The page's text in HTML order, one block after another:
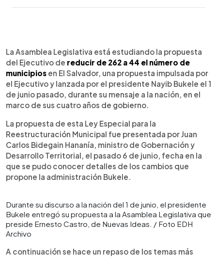
► Escuchar artículo
La Asamblea Legislativa está estudiando la propuesta
del Ejecutivo de reducir de 262 a 44 el número de
municipios en El Salvador, una propuesta impulsada por
el Ejecutivo y lanzada por el presidente Nayib Bukele el 1
de junio pasado, durante su mensaje a la nación, en el
marco de sus cuatro años de gobierno.
La propuesta de esta Ley Especial para la
Reestructuración Municipal fue presentada por Juan
Carlos Bidegain Hananía, ministro de Gobernación y
Desarrollo Territorial, el pasado 6 de junio, fecha en la
que se pudo conocer detalles de los cambios que
propone la administración Bukele.
Durante su discurso a la nación del 1 de junio, el presidente
Bukele entregó su propuesta a la Asamblea Legislativa que
preside Ernesto Castro, de Nuevas Ideas. / Foto EDH
Archivo
A continuación se hace un repaso de los temas más